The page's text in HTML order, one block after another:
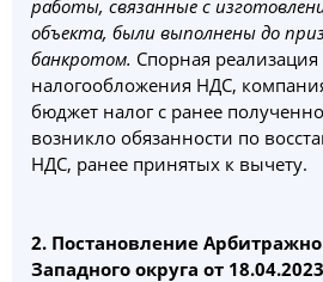
работы, связанные с
объекта, были выполнены до
банкротом. Спорная
налогообложения НДС,
бюджет налог с ранее
возникло обязанности по
НДС, ранее принятых к вычету.
2. Постановление
Западного округа от